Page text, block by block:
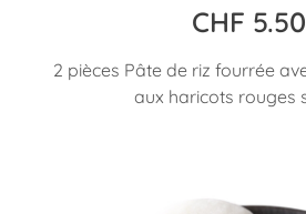
CHF 5.50
2 pièces Pâte de riz fourrée
aux haricots rouges